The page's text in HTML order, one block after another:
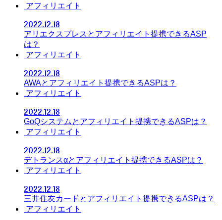
アフィリエイト
2022.12.18
アリエクスプレスとアフィリエイト提携できるASP
は？
アフィリエイト
2022.12.18
AWAとアフィリエイト提携できるASPは？
アフィリエイト
2022.12.18
GoQシステムとアフィリエイト提携できるASPは？
アフィリエイト
2022.12.18
デトランスαとアフィリエイト提携できるASPは？
アフィリエイト
2022.12.18
三井住友カードとアフィリエイト提携できるASPは？
アフィリエイト